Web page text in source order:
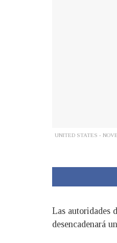
UNITED STATES -
Las autoridades
desencadenará